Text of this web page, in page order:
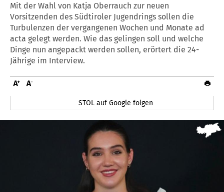
Mit der Wahl von Katja Oberrauch zur neuen
Vorsitzenden des Südtiroler Jugendrings sollen die
Turbulenzen der vergangenen Wochen und Monate ad
acta gelegt werden. Wie das gelingen soll und welche
Dinge nun angepackt werden sollen, erörtert die 24-
Jährige im Interview.
STOL auf Google folgen